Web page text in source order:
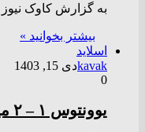
به گزارش کاوک نیوز پلی آف لیگ قهرمانان
بیشتر بخوانید »
اسلاید
kavakدی 15, 1403
0
یوونتوس ۱ – ۲ میلان/ دلامادونینا در ریاض، نخستین هدیه کونسسائو به هواداران روسونری + فیلم